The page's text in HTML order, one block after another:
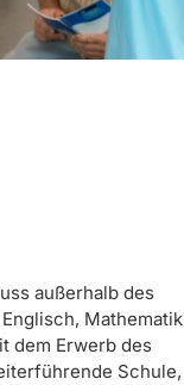
außerhalb des
Mathematik
dem Erwerb des
Schule,